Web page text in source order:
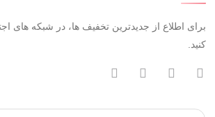
برای اطلاع از جدیدترین تخفیف ها، در شبکه های
کنید.